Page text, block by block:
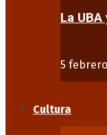
La
5
Cultura